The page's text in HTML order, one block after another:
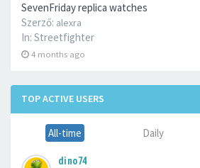
SevenFriday replica watches
Szerző: alexra
In: Streetfighter
4 months ago
TOP ACTIVE USERS
All-time Daily
dino74